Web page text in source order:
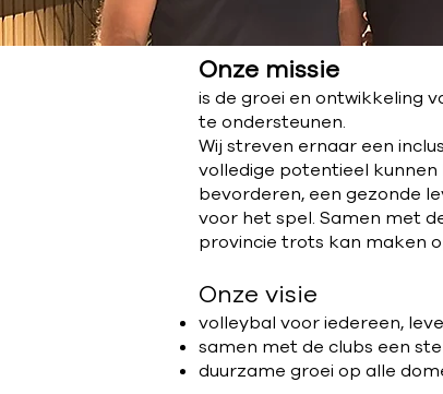
Onze missie
is de groei en ontwikkeling
te ondersteunen.
Wij streven ernaar een
volledige potentieel kunnen
bevorderen, een gezonde
voor het spel. Samen met
provincie trots kan maken
Onze visie
volleybal voor iedereen,
samen met de clubs een
duurzame groei op alle